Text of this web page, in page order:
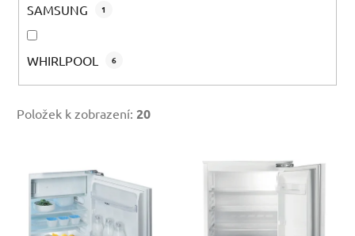
SAMSUNG 1
WHIRLPOOL 6
Položek k zobrazení: 20